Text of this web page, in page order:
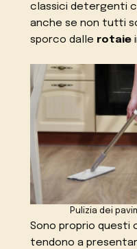
classici detergenti
anche se non tutti
sporco dalle rotaie
Pulizia dei
Sono proprio questi
tendono a